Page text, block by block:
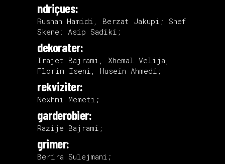
ndriçues:
Rushan Hamidi, Berzat Jakupi; Shef
Skene: Asip Sadiki;
dekorater:
Irajet Bajrami, Xhemal Velija,
Florim Iseni, Husein Ahmedi;
rekviziter:
Nexhmi Memeti;
garderobier:
Razije Bajrami;
grimer:
Berira Sulejmani;